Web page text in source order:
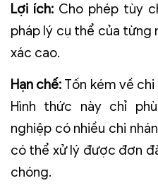
Lợi ích: Cho phép tùy
pháp lý cụ thể của từng
xác cao.
Hạn chế: Tốn kém về
Hình thức này chỉ
nghiệp có nhiều chi
có thể xử lý được đơn
chóng.